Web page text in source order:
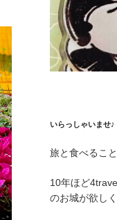
いらっしゃいませ♪
旅と食べるこ
10年ほど
のお城が欲し